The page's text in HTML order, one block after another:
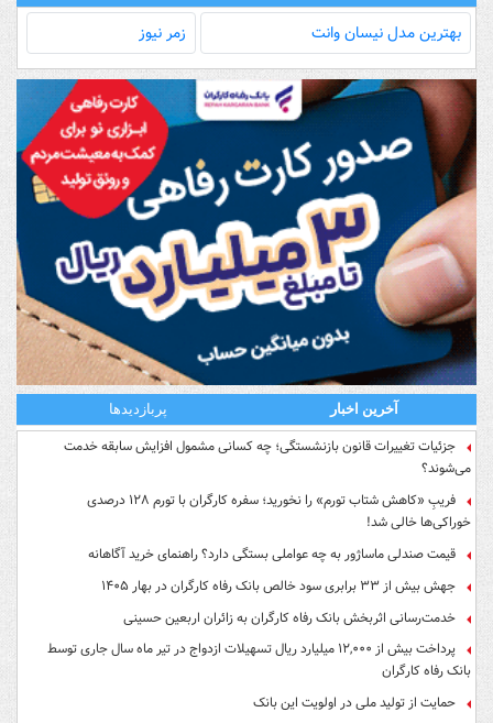
بهترین مدل‌ نیسان وانت زمر نیوز
آخرین اخبار پربازدیدها
جزئیات تغییرات قانون بازنشستگی؛ چه کسانی مشمول افزایش سابقه خدمت
می‌شوند؟
فریبِ «کاهش شتاب تورم» را نخورید؛ سفره کارگران با تورم ۱۲۸ درصدی
خوراکی‌ها خالی شد!
قیمت صندلی ماساژور به چه عواملی بستگی دارد؟ راهنمای خرید آگاهانه
جهش بیش از ۳۳ برابری سود خالص بانک رفاه کارگران در بهار ۱۴۰۵
خدمت‌رسانی اثربخش بانک رفاه کارگران به زائران اربعین حسینی
پرداخت بیش از ۱۲,۰۰۰ میلیارد ریال تسهیلات ازدواج در تیر ماه سال جاری توسط
بانک رفاه کارگران
حمایت از تولید ملی در اولویت این بانک